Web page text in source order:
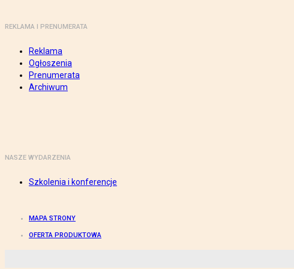
REKLAMA I PRENUMERATA
Reklama
Ogłoszenia
Prenumerata
Archiwum
NASZE WYDARZENIA
Szkolenia i konferencje
MAPA STRONY
OFERTA PRODUKTOWA